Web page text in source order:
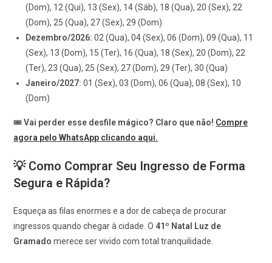
(Dom), 12 (Qui), 13 (Sex), 14 (Sáb), 18 (Qua), 20 (Sex), 22
(Dom), 25 (Qua), 27 (Sex), 29 (Dom)
Dezembro/2026: 02 (Qua), 04 (Sex), 06 (Dom), 09 (Qua), 11
(Sex), 13 (Dom), 15 (Ter), 16 (Qua), 18 (Sex), 20 (Dom), 22
(Ter), 23 (Qua), 25 (Sex), 27 (Dom), 29 (Ter), 30 (Qua)
Janeiro/2027: 01 (Sex), 03 (Dom), 06 (Qua), 08 (Sex), 10
(Dom)
🎟️Vai perder esse desfile mágico? Claro que não! Compre
agora pelo WhatsApp clicando aqui.
💡 Como Comprar Seu Ingresso de Forma
Segura e Rápida?
Esqueça as filas enormes e a dor de cabeça de procurar
ingressos quando chegar à cidade. O 41º Natal Luz de
Gramado merece ser vivido com total tranquilidade.